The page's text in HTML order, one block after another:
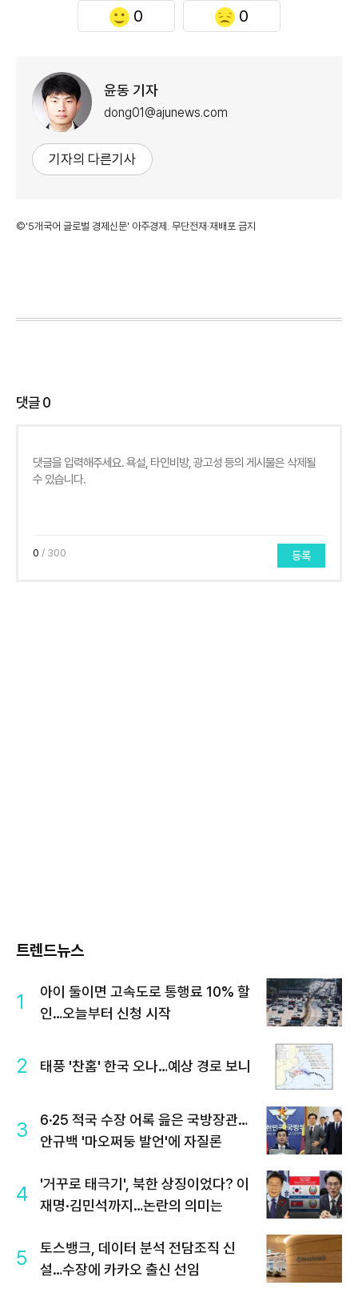
0 0
윤동 기자
dong01@ajunews.com
기자의 다른기사
©'5개국어 글로벌 경제신문' 아주경제. 무단전재·재배포 금지
댓글0
0 / 300 등록
트렌드뉴스
1
아이 둘이면 고속도로 통행료 10% 할
인…오늘부터 신청 시작
2 태풍 '찬홈' 한국 오나…예상 경로 보니
3
6·25 적국 수장 어록 읊은 국방장관…
안규백 '마오쩌둥 발언'에 자질론
4
'거꾸로 태극기', 북한 상징이었다? 이
재명·김민석까지…논란의 의미는
5
토스뱅크, 데이터 분석 전담조직 신
설…수장에 카카오 출신 선임